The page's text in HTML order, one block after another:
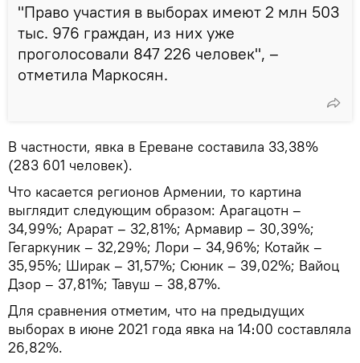
"Право участия в выборах имеют 2 млн 503
тыс. 976 граждан, из них уже
проголосовали 847 226 человек", –
отметила Маркосян.
В частности, явка в Ереване составила 33,38%
(283 601 человек).
Что касается регионов Армении, то картина
выглядит следующим образом: Арагацотн –
34,99%; Арарат – 32,81%; Армавир – 30,39%;
Гегаркуник – 32,29%; Лори – 34,96%; Котайк –
35,95%; Ширак – 31,57%; Сюник – 39,02%; Вайоц
Дзор – 37,81%; Тавуш – 38,87%.
Для сравнения отметим, что на предыдущих
выборах в июне 2021 года явка на 14։00 составляла
26,82%.